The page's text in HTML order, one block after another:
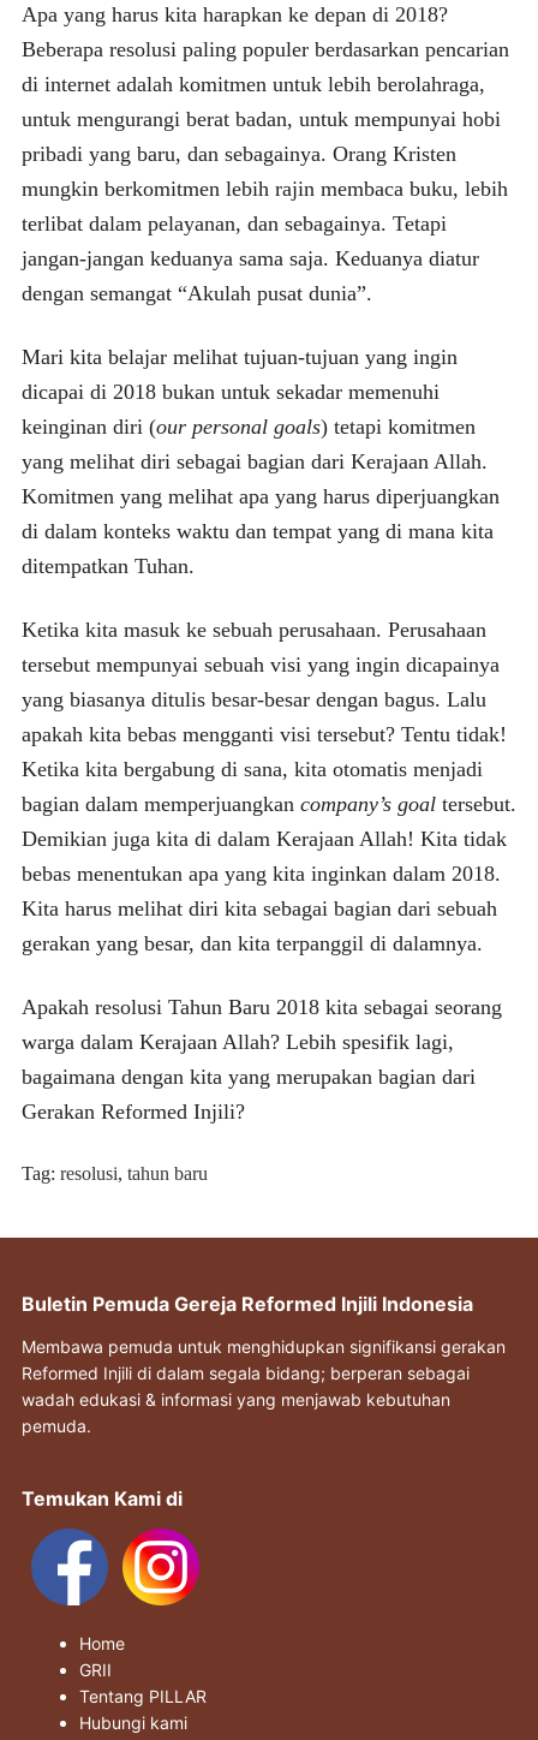
Apa yang harus kita harapkan ke depan di 2018?
Beberapa resolusi paling populer berdasarkan pencarian
di internet adalah komitmen untuk lebih berolahraga,
untuk mengurangi berat badan, untuk mempunyai hobi
pribadi yang baru, dan sebagainya. Orang Kristen
mungkin berkomitmen lebih rajin membaca buku, lebih
terlibat dalam pelayanan, dan sebagainya. Tetapi
jangan-jangan keduanya sama saja. Keduanya diatur
dengan semangat “Akulah pusat dunia”.
Mari kita belajar melihat tujuan-tujuan yang ingin
dicapai di 2018 bukan untuk sekadar memenuhi
keinginan diri (our personal goals) tetapi komitmen
yang melihat diri sebagai bagian dari Kerajaan Allah.
Komitmen yang melihat apa yang harus diperjuangkan
di dalam konteks waktu dan tempat yang di mana kita
ditempatkan Tuhan.
Ketika kita masuk ke sebuah perusahaan. Perusahaan
tersebut mempunyai sebuah visi yang ingin dicapainya
yang biasanya ditulis besar-besar dengan bagus. Lalu
apakah kita bebas mengganti visi tersebut? Tentu tidak!
Ketika kita bergabung di sana, kita otomatis menjadi
bagian dalam memperjuangkan company’s goaltersebut.
Demikian juga kita di dalam Kerajaan Allah! Kita tidak
bebas menentukan apa yang kita inginkan dalam 2018.
Kita harus melihat diri kita sebagai bagian dari sebuah
gerakan yang besar, dan kita terpanggil di dalamnya.
Apakah resolusi Tahun Baru 2018 kita sebagai seorang
warga dalam Kerajaan Allah? Lebih spesifik lagi,
bagaimana dengan kita yang merupakan bagian dari
Gerakan Reformed Injili?
Tag: resolusi, tahun baru
Buletin Pemuda Gereja Reformed Injili Indonesia
Membawa pemuda untuk menghidupkan signifikansi gerakan
Reformed Injili di dalam segala bidang; berperan sebagai
wadah edukasi & informasi yang menjawab kebutuhan
pemuda.
Temukan Kami di
Home
GRII
Tentang PILLAR
Hubungi kami